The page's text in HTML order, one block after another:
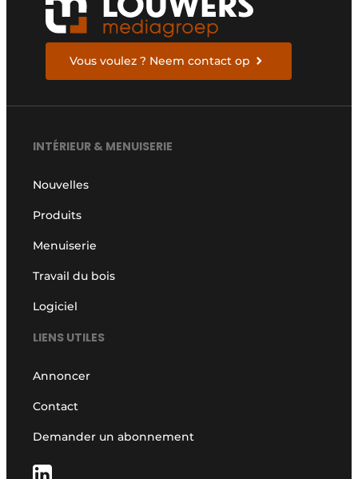
Vous voulez ? Neem contact op
INTÉRIEUR & MENUISERIE
Nouvelles
Produits
Menuiserie
Travail du bois
Logiciel
LIENS UTILES
Annoncer
Contact
Demander un abonnement